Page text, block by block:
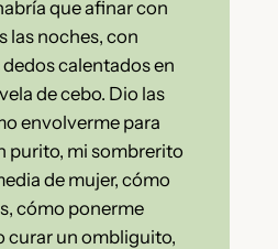
que afinar con
las noches, con
calentados en
de cebo. Dio las
envolverme para
purito, mi sombrerito
de mujer, cómo
cómo ponerme
curar un ombliguito,